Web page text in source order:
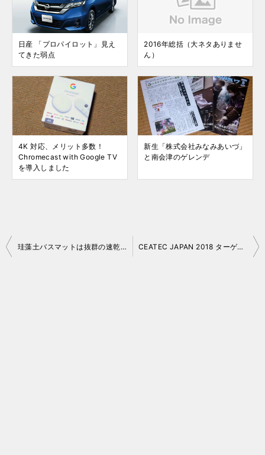
日産 「プロパイロット」見え
てきた弱点
2016年総括（大ネタありませ
ん）
4K 対応、メリット多数！
Chromecast with Google TV
を導入しました
新生「株式会社みなみあいづ」
と南会津のゲレンデ
投
珪藻土バスマットは抜群の速乾性！そして驚安！ CEATEC JAPAN 2018 ターゲットはクルマ関連